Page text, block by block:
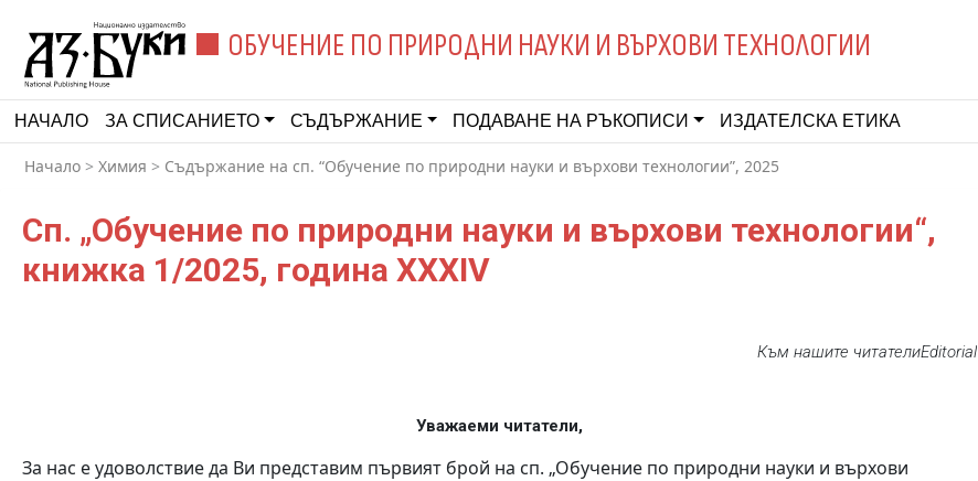
ОБУЧЕНИЕ ПО ПРИРОДНИ НАУКИ И ВЪРХОВИ ТЕХНОЛОГИИ
НАЧАЛО ЗА СПИСАНИЕТО СЪДЪРЖАНИЕ ПОДАВАНЕ НА РЪКОПИСИ ИЗДАТЕЛСКА ЕТИКА
Начало > Химия > Съдържание на сп. “Обучение по природни науки и върхови технологии”, 2025
Сп. „Обучение по природни науки и върхови технологии“,
книжка 1/2025, година XXXIV
Към нашите читателиEditorial
Уважаеми читатели,
За нас е удоволствие да Ви представим първият брой на сп. „Обучение по природни науки и върхови